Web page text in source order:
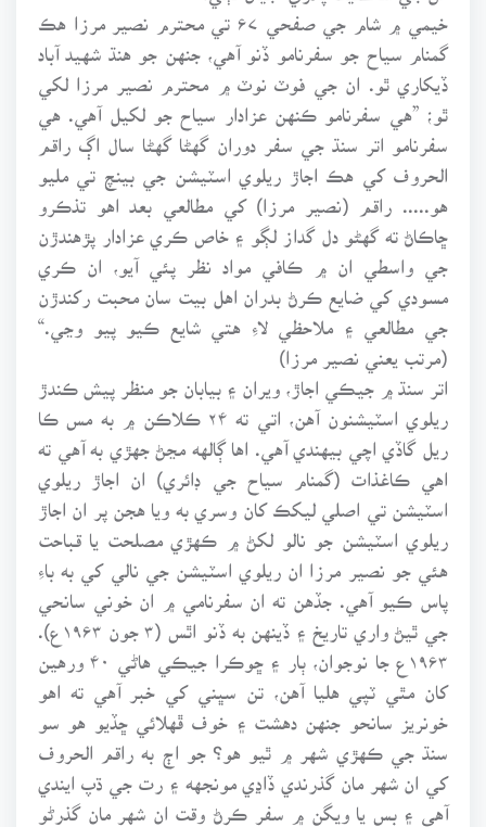
خيمي ۾ شام جي صفحي ۶۷ تي محترم نصير مرزا هڪ
گمنام سياح جو سفرنامو ڏنو آهي، جنهن جو هنڌ شهيد آباد
ڏيکاري ٿو. ان جي فوٽ نوٽ ۾ محترم نصير مرزا لکي
ٿو؛ ”هي سفرنامو ڪنهن عزادار سياح جو لکيل آهي. هي
سفرنامو اتر سنڌ جي سفر دوران گهڻا گهڻا سال اڳ راقم
الحروف کي هڪ اجاڙ ريلوي اسٽيشن جي بينچ تي مليو
هو..... راقم (نصير مرزا) کي مطالعي بعد اهو تذڪرو
ڇاڪاڻ ته گهڻو دل گداز لڳو ۽ خاص ڪري عزادار پڙهندڙن
جي واسطي ان ۾ ڪافي مواد نظر پئي آيو، ان ڪري
مسودي کي ضايع ڪرڻ بدران اهل بيت سان محبت رکندڙن
جي مطالعي ۽ ملاحظي لاءِ هتي شايع ڪيو پيو وڃي.“
(مرتب يعني نصير مرزا)
اتر سنڌ ۾ جيڪي اجاڙ، ويران ۽ بيابان جو منظر پيش ڪندڙ
ريلوي اسٽيشنون آهن، اتي ته ۲۴ ڪلاڪن ۾ به مس ڪا
ريل گاڏي اچي بيهندي آهي. اها ڳالهه مڃڻ جهڙي به آهي ته
اهي ڪاغذات (گمنام سياح جي ڊائري) ان اجاڙ ريلوي
اسٽيشن تي اصلي ليکڪ کان وسري به ويا هجن پر ان اجاڙ
ريلوي اسٽيشن جو نالو لکڻ ۾ ڪهڙي مصلحت يا قباحت
هئي جو نصير مرزا ان ريلوي اسٽيشن جي نالي کي به باءِ
پاس ڪيو آهي. جڏهن ته ان سفرنامي ۾ ان خوني سانحي
جي ٿيڻ واري تاريخ ۽ ڏينهن به ڏنو اٿس (۳ جون ۱۹۶۳ع).
کان مٿي ٽپي هليا آهن، تن سڀني کي خبر آهي ته اهو
خونريز سانحو جنهن دهشت ۽ خوف ڦهلائي ڇڏيو هو سو
سنڌ جي ڪهڙي شهر ۾ ٿيو هو؟ جو اڄ به راقم الحروف
کي ان شهر مان گذرندي ڏاڍي مونجهه ۽ رت جي ڌپ ايندي
آهي ۽ بس يا ويگن ۾ سفر ڪرڻ وقت ان شهر مان گذرڻو